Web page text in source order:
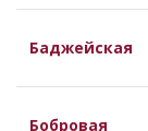
Баджейская
Бобровая